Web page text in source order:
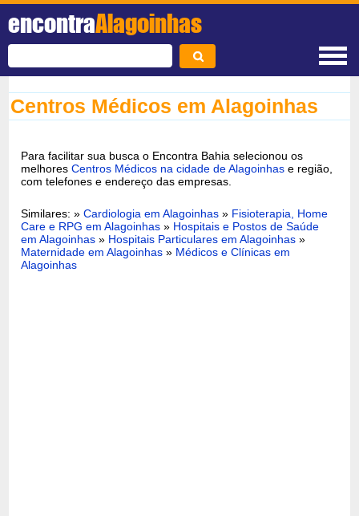
encontraAlagoinhas
Centros Médicos em Alagoinhas
Para facilitar sua busca o Encontra Bahia selecionou os
melhoresCentros Médicos na cidade de Alagoinhas e região,
com telefones e endereço das empresas.
Similares: »Cardiologia em Alagoinhas » Fisioterapia, Home
Care e RPG em Alagoinhas » Hospitais e Postos de Saúde
em Alagoinhas » Hospitais Particulares em Alagoinhas »
Maternidade em Alagoinhas » Médicos e Clínicas em
Alagoinhas